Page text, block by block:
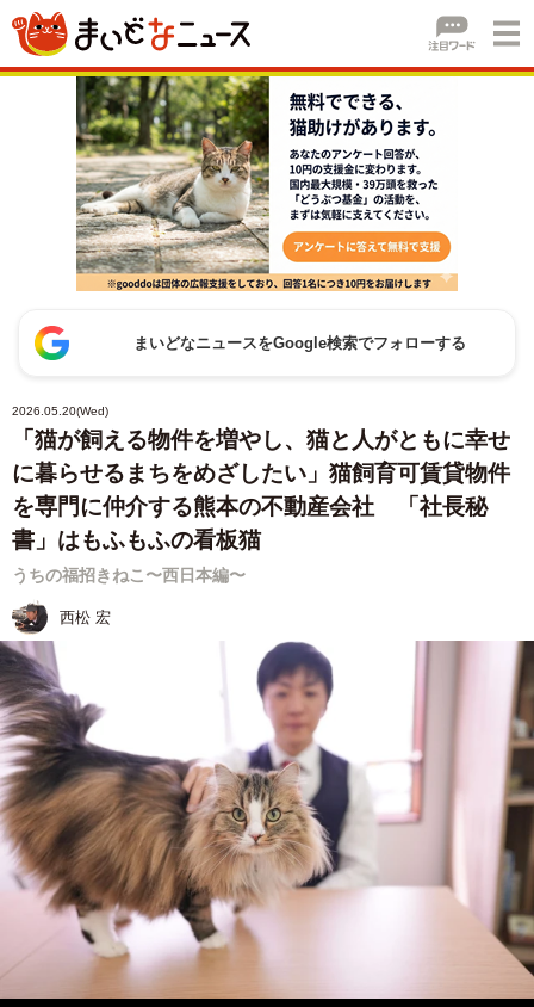
まいどなニュースをGoogle検索でフォローする
2026.05.20(Wed)
「猫が飼える物件を増やし、猫と人がともに幸せ
に暮らせるまちをめざしたい」猫飼育可賃貸物件
を専門に仲介する熊本の不動産会社 「社長秘
書」はもふもふの看板猫
うちの福招きねこ〜西日本編〜
西松 宏